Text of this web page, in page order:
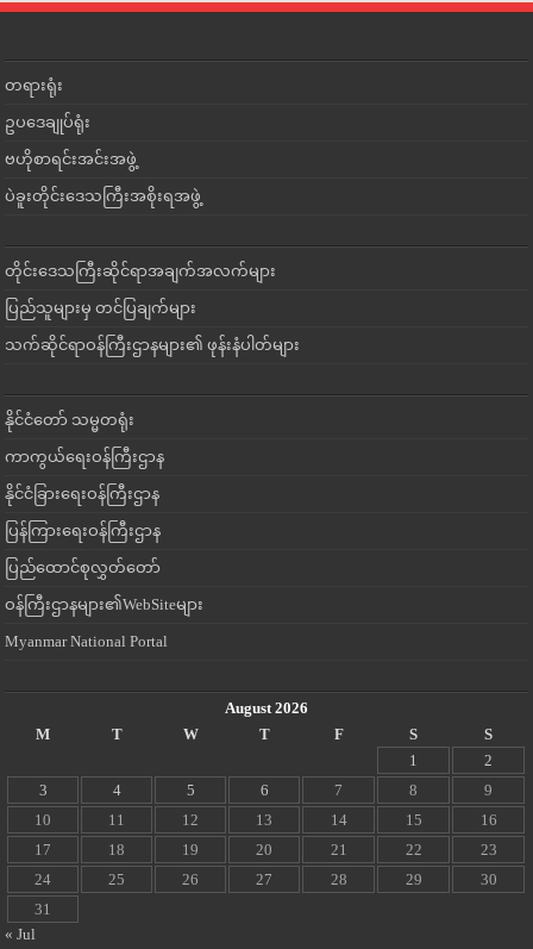
တရားရုံး
ဥပဒေချုပ်ရုံး
ဗဟိုစာရင်းအင်းအဖွဲ့
ပဲခူးတိုင်းဒေသကြီးအစိုးရအဖွဲ့
တိုင်းဒေသကြီးဆိုင်ရာအချက်အလက်များ
ပြည်သူများမှ တင်ပြချက်များ
သက်ဆိုင်ရာဝန်ကြီးဌာနများ၏ ဖုန်းနံပါတ်များ
နိုင်ငံတော် သမ္မတရုံး
ကာကွယ်ရေးဝန်ကြီးဌာန
နိုင်ငံခြားရေးဝန်ကြီးဌာန
ပြန်ကြားရေးဝန်ကြီးဌာန
ပြည်ထောင်စုလွှတ်တော်
ဝန်ကြီးဌာနများ၏WebSiteများ
Myanmar National Portal
August 2026
M
T W T F S
S
1
2
3
4 5 6 7 8
9
10
11 12 13 14 15
16
17
18 19 20 21 22
23
24
25 26 27 28 29
30
31
« Jul